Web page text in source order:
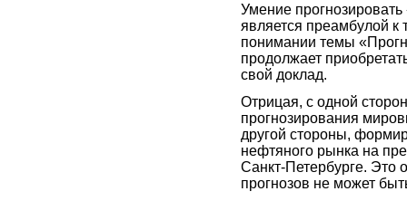
Умение
является преамбулой к
понимании темы
продолжает
свой доклад.
Отрицая, с одной
прогнозирования
другой стороны,
нефтяного рынка на
Санкт-Петербурге. Это
прогнозов не может